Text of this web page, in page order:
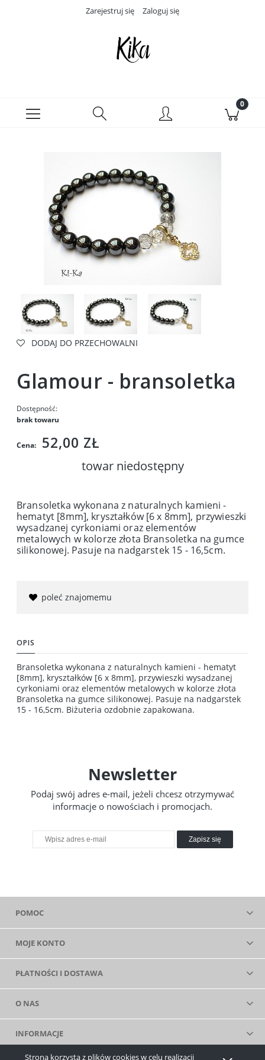
Strona korzysta z plików cookies w celu realizacji
Zarejestruj się Zaloguj się
DODAJ DO PRZECHOWALNI
Glamour - bransoletka
Dostępność:
brak towaru
Cena: 52,00 ZŁ
towar niedostępny
Bransoletka wykonana z naturalnych kamieni -
hematyt [8mm], kryształków [6 x 8mm], przywieszki
wysadzanej cyrkoniami oraz elementów
metalowych w kolorze złota Bransoletka na gumce
silikonowej. Pasuje na nadgarstek 15 - 16,5cm.
poleć znajomemu
OPIS
Bransoletka wykonana z naturalnych kamieni - hematyt
[8mm], kryształków [6 x 8mm], przywieszki wysadzanej
cyrkoniami oraz elementów metalowych w kolorze złota
Bransoletka na gumce silikonowej. Pasuje na nadgarstek
15 - 16,5cm. Biżuteria ozdobnie zapakowana.
Newsletter
Podaj swój adres e-mail, jeżeli chcesz otrzymywać
informacje o nowościach i promocjach.
Zapisz się
POMOC
MOJE KONTO
PŁATNOŚCI I DOSTAWA
O NAS
INFORMACJE